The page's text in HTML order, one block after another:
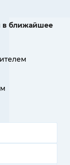
в ближайшее